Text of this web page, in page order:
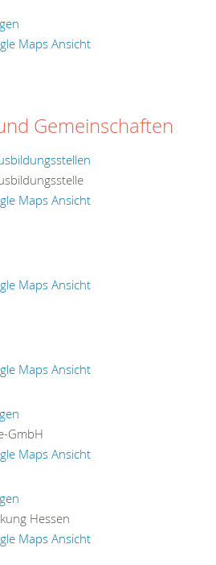
Maps Ansicht
Gemeinschaften
Maps Ansicht
Maps Ansicht
Maps Ansicht
GmbH
Maps Ansicht
Hessen
Maps Ansicht